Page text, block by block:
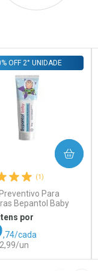
FAVORITOS
(1)
Para
Bepantol Baby
Personagens
120g
OFF 2° UNIDADE
por
,74/cada
un
COMPRAR